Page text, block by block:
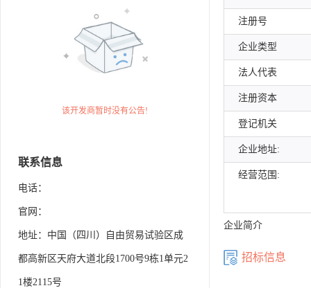
该开发商暂时没有公告!
联系信息
电话：
官网：
地址：中国（四川）自由贸易试验区成
都高新区天府大道北段1700号9栋1单元2
1楼2115号
注册号
企业类型
法人代表
注册资本
登记机关
企业地址:
经营范围:
企业简介
招标信息